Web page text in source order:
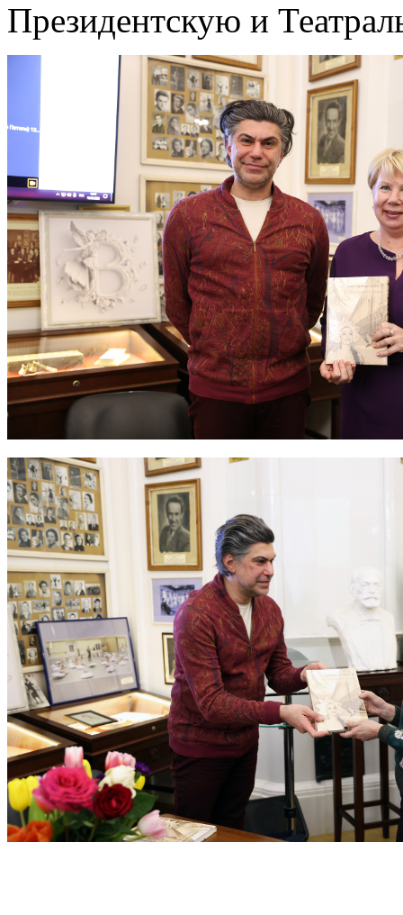
Президентскую и